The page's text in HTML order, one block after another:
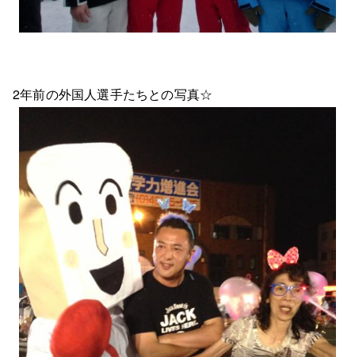
2年前の外国人選手たちとの写真☆